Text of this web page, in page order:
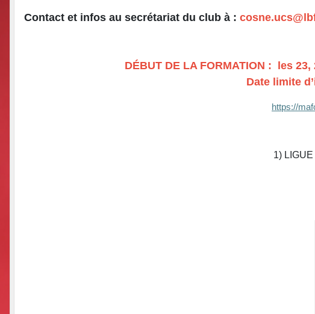
Contact et infos au secrétariat du club à :
DÉBUT DE LA FORMATION : les
Date limite
https://
1)